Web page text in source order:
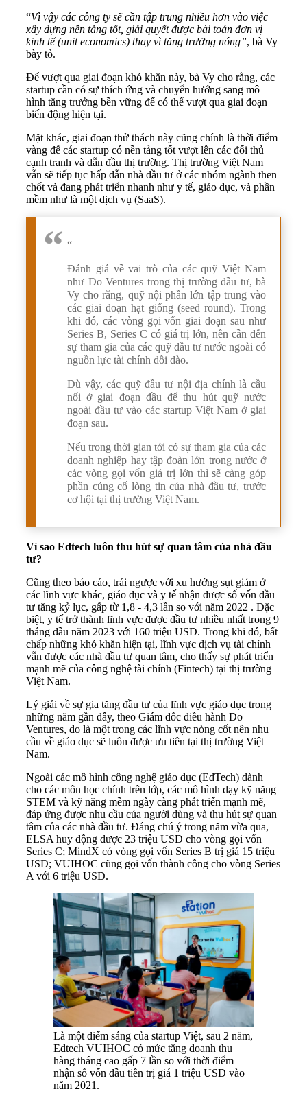
“Vì vậy các công ty sẽ cần tập trung nhiều hơn vào việc
xây dựng nền tảng tốt, giải quyết được bài toán đơn vị
kinh tế (unit economics) thay vì tăng trưởng nóng”, bà Vy
bày tỏ.
Để vượt qua giai đoạn khó khăn này, bà Vy cho rằng, các
startup cần có sự thích ứng và chuyển hướng sang mô
hình tăng trưởng bền vững để có thể vượt qua giai đoạn
biến động hiện tại.
Mặt khác, giai đoạn thử thách này cũng chính là thời điểm
vàng để các startup có nền tảng tốt vượt lên các đối thủ
cạnh tranh và dẫn đầu thị trường. Thị trường Việt Nam
vẫn sẽ tiếp tục hấp dẫn nhà đầu tư ở các nhóm ngành then
chốt và đang phát triển nhanh như y tế, giáo dục, và phần
mềm như là một dịch vụ (SaaS).
“
Đánh giá về vai trò của các quỹ Việt Nam
như Do Ventures trong thị trường đầu tư, bà
Vy cho rằng, quỹ nội phần lớn tập trung vào
các giai đoạn hạt giống (seed round). Trong
khi đó, các vòng gọi vốn giai đoạn sau như
Series B, Series C có giá trị lớn, nên cần đến
sự tham gia của các quỹ đầu tư nước ngoài có
nguồn lực tài chính dồi dào.
Dù vậy, các quỹ đầu tư nội địa chính là cầu
nối ở giai đoạn đầu để thu hút quỹ nước
ngoài đầu tư vào các startup Việt Nam ở giai
đoạn sau.
Nếu trong thời gian tới có sự tham gia của các
doanh nghiệp hay tập đoàn lớn trong nước ở
các vòng gọi vốn giá trị lớn thì sẽ càng góp
phần củng cố lòng tin của nhà đầu tư, trước
cơ hội tại thị trường Việt Nam.
Vì sao Edtech luôn thu hút sự quan tâm của nhà đầu
tư?
Cũng theo báo cáo, trái ngược với xu hướng sụt giảm ở
các lĩnh vực khác, giáo dục và y tế nhận được số vốn đầu
tư tăng kỷ lục, gấp từ 1,8 - 4,3 lần so với năm 2022 . Đặc
biệt, y tế trở thành lĩnh vực được đầu tư nhiều nhất trong 9
tháng đầu năm 2023 với 160 triệu USD. Trong khi đó, bất
chấp những khó khăn hiện tại, lĩnh vực dịch vụ tài chính
vẫn được các nhà đầu tư quan tâm, cho thấy sự phát triển
mạnh mẽ của công nghệ tài chính (Fintech) tại thị trường
Việt Nam.
Lý giải về sự gia tăng đầu tư của lĩnh vực giáo dục trong
những năm gần đây, theo Giám đốc điều hành Do
Ventures, do là một trong các lĩnh vực nòng cốt nên nhu
cầu về giáo dục sẽ luôn được ưu tiên tại thị trường Việt
Nam.
Ngoài các mô hình công nghệ giáo dục (EdTech) dành
cho các môn học chính trên lớp, các mô hình dạy kỹ năng
STEM và kỹ năng mềm ngày càng phát triển mạnh mẽ,
đáp ứng được nhu cầu của người dùng và thu hút sự quan
tâm của các nhà đầu tư. Đáng chú ý trong năm vừa qua,
ELSA huy động được 23 triệu USD cho vòng gọi vốn
Series C; MindX có vòng gọi vốn Series B trị giá 15 triệu
USD; VUIHOC cũng gọi vốn thành công cho vòng Series
A với 6 triệu USD.
Là một điểm sáng của startup Việt, sau 2 năm,
Edtech VUIHOC có mức tăng doanh thu
hàng tháng cao gấp 7 lần so với thời điểm
nhận số vốn đầu tiên trị giá 1 triệu USD vào
năm 2021.